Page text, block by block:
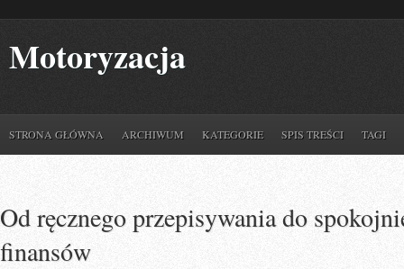
Motoryzacja
STRONA GŁÓWNA ARCHIWUM KATEGORIE SPIS TREŚCI TAGI
Od ręcznego przepisywania do
finansów